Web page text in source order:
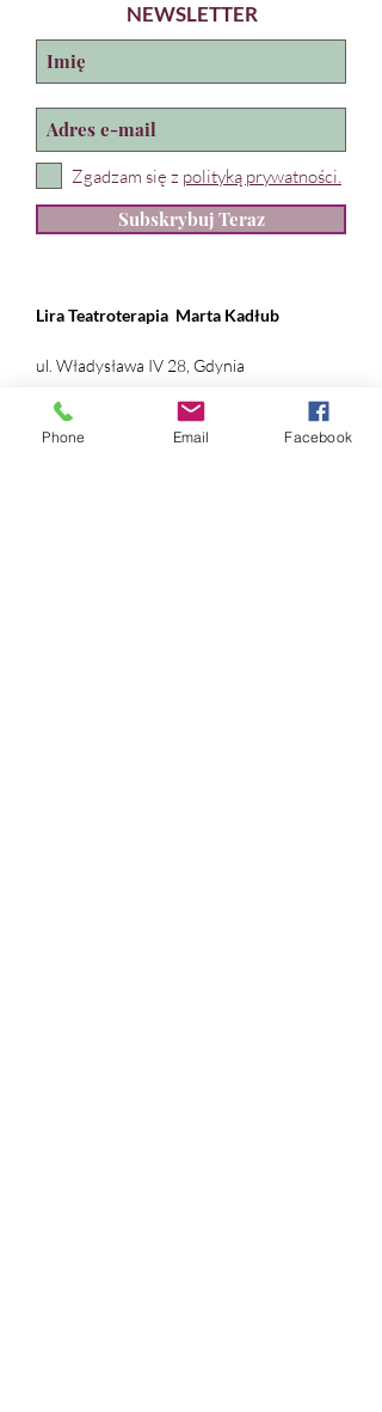
NEWSLETTER
Zgadzam się z polityką prywatności.
Subskrybuj Teraz
Lira Teatroterapia Marta Kadłub
ul. Władysława IV 28, Gdynia
NIP:631 239 89 90
Phone Email Facebook